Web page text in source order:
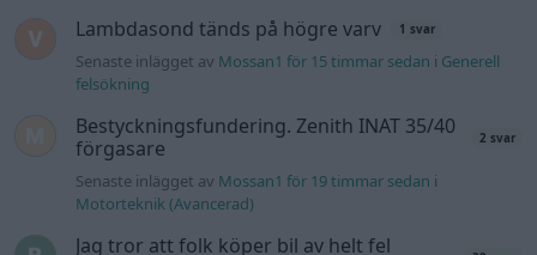
Lambdasond tänds på högre varv 1 svar
Senaste inlägget av Mossan1 för 15 timmar sedan i Generell
felsökning
Bestyckningsfundering. Zenith INAT 35/40
förgasare
2 svar
Senaste inlägget av Mossan1 för 19 timmar sedan i
Motorteknik (Avancerad)
Jag tror att folk köper bil av helt fel